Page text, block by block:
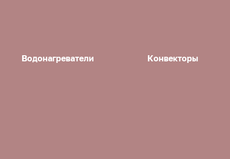
Водонагреватели Конвекторы